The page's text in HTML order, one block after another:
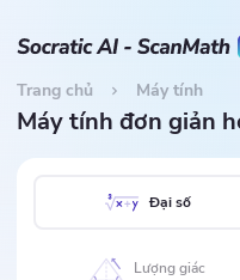
Trang chủ Máy tính
Máy tính đơn giản
Đại số
Lượng giác